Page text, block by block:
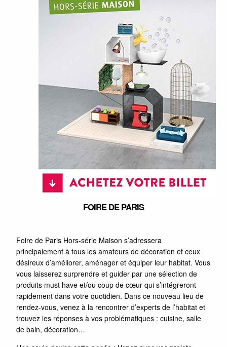
FOIRE DE PARIS
Foire de Paris Hors-série Maison s’adressera
principalement à tous les amateurs de décoration et ceux
désireux d’améliorer, aménager et équiper leur habitat. Vous
vous laisserez surprendre et guider par une sélection de
produits must have et/ou coup de cœur qui s’intégreront
rapidement dans votre quotidien. Dans ce nouveau lieu de
rendez-vous, venez à la rencontrer d’experts de l’habitat et
trouvez les réponses à vos problématiques : cuisine, salle
de bain, décoration…